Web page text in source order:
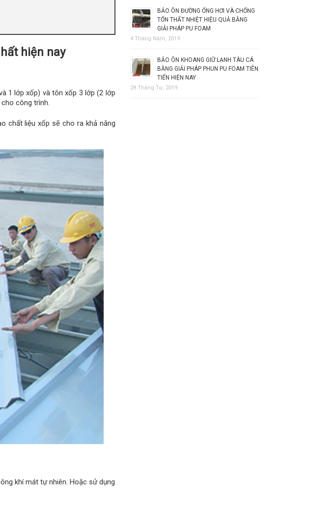
hiện nay
1 lớp xốp) và tôn xốp 3 lớp (2 lớp
công trình.
chất liệu xốp sẽ cho ra khả năng
khí mát tự nhiên. Hoặc sử dụng
BẢO ÔN ĐƯỜNG ỐNG HƠI VÀ CHỐNG
TỔN THẤT NHIỆT HIỆU QUẢ BẰNG
GIẢI PHÁP PU FOAM
4 Tháng Năm, 2019
BẢO ÔN KHOANG GIỮ LẠNH TÀU CÁ
BẰNG GIẢI PHÁP PHUN PU FOAM TIÊN
TIẾN HIỆN NAY
28 Tháng Tư, 2019